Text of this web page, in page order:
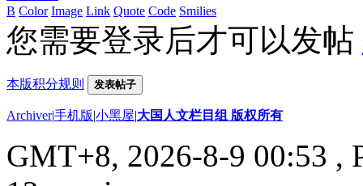
B Color Image Link Quote Code Smilies
您需要登录后才可以发帖
本版积分规则 发表帖子
Archiver|手机版|小黑屋|大国人文栏目组 版权所有
GMT+8, 2026-8-9 00:53 ,